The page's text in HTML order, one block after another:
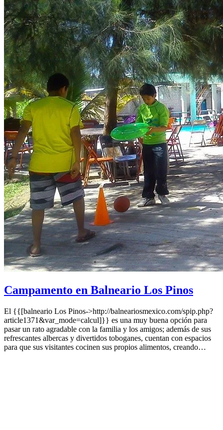
Campamento en Balneario Los Pinos
El {{[balneario Los Pinos->http://balneariosmexico.com/spip.php?
article1371&var_mode=calcul]}} es una muy buena opción para
pasar un rato agradable con la familia y los amigos; además de sus
refrescantes albercas y divertidos toboganes, cuentan con espacios
para que sus visitantes cocinen sus propios alimentos, creando…